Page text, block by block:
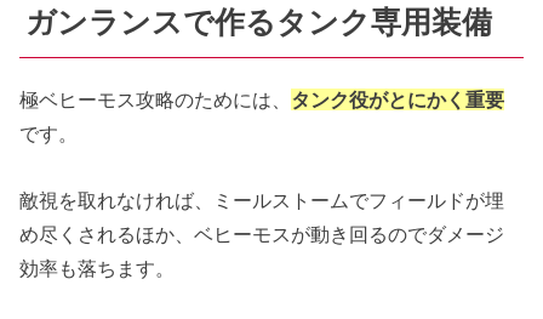
ガンランスで作るタンク専用装備
極ベヒーモス攻略のためには、 タンク役がとにかく重要
です。
敵視を取れなければ、ミールストームでフィールドが埋
め尽くされるほか、ベヒーモスが動き回るのでダメージ
効率も落ちます。